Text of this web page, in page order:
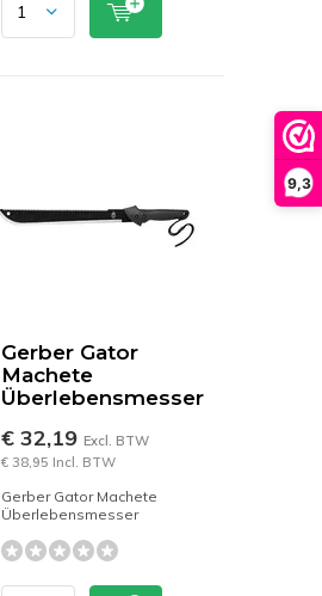
9,3
Gerber Gator
Machete
Überlebensmesser
€ 32,19 Excl. BTW
€ 38,95 Incl. BTW
Gerber Gator Machete
Überlebensmesser